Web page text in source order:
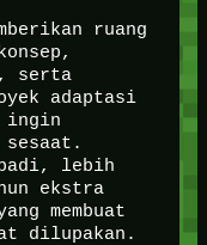
ruang
serta
adaptasi
ingin
sesaat.
lebih
ekstra
membuat
dilupakan.